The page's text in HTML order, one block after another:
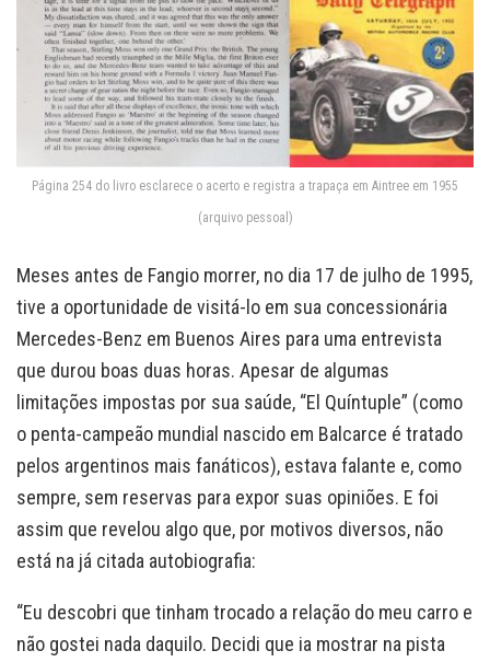
Página 254 do livro esclarece o acerto e registra a trapaça em Aintree em 1955
(arquivo pessoal)
Meses antes de Fangio morrer, no dia 17 de julho de 1995,
tive a oportunidade de visitá-lo em sua concessionária
Mercedes-Benz em Buenos Aires para uma entrevista
que durou boas duas horas. Apesar de algumas
limitações impostas por sua saúde, “El Quíntuple” (como
o penta-campeão mundial nascido em Balcarce é tratado
pelos argentinos mais fanáticos), estava falante e, como
sempre, sem reservas para expor suas opiniões. E foi
assim que revelou algo que, por motivos diversos, não
está na já citada autobiografia:
“Eu descobri que tinham trocado a relação do meu carro e
não gostei nada daquilo. Decidi que ia mostrar na pista